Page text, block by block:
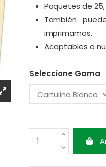
Paquetes de 25,
También
imprimamos.
Adaptables a
Seleccione Gama